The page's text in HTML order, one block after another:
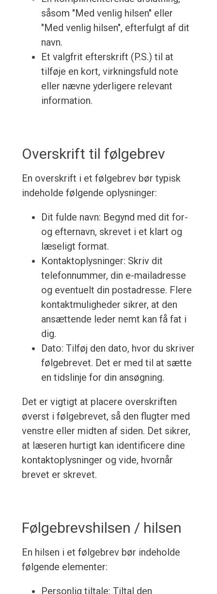
såsom "Med venlig hilsen" eller
"Med venlig hilsen", efterfulgt af dit
navn.
Et valgfrit efterskrift (P.S.) til at
tilføje en kort, virkningsfuld note
eller nævne yderligere relevant
information.
Overskrift til følgebrev
En overskrift i et følgebrev bør typisk
indeholde følgende oplysninger:
Dit fulde navn: Begynd med dit for-
og efternavn, skrevet i et klart og
læseligt format.
Kontaktoplysninger: Skriv dit
telefonnummer, din e-mailadresse
og eventuelt din postadresse. Flere
kontaktmuligheder sikrer, at den
ansættende leder nemt kan få fat i
dig.
Dato: Tilføj den dato, hvor du skriver
følgebrevet. Det er med til at sætte
en tidslinje for din ansøgning.
Det er vigtigt at placere overskriften
øverst i følgebrevet, så den flugter med
venstre eller midten af siden. Det sikrer,
at læseren hurtigt kan identificere dine
kontaktoplysninger og vide, hvornår
brevet er skrevet.
Følgebrevshilsen / hilsen
En hilsen i et følgebrev bør indeholde
følgende elementer:
Personlig tiltale: Tiltal den